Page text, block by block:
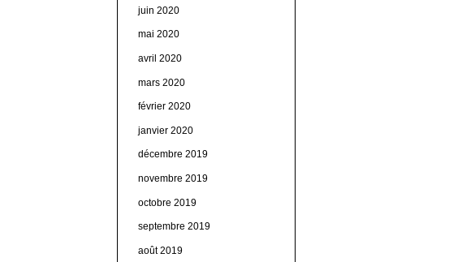
juin 2020
mai 2020
avril 2020
mars 2020
février 2020
janvier 2020
décembre 2019
novembre 2019
octobre 2019
septembre 2019
août 2019